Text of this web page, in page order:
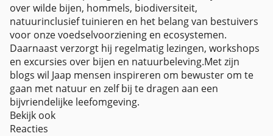
over wilde bijen, hommels, biodiversiteit,
natuurinclusief tuinieren en het belang van bestuivers
voor onze voedselvoorziening en ecosystemen.
Daarnaast verzorgt hij regelmatig lezingen, workshops
en excursies over bijen en natuurbeleving.Met zijn
blogs wil Jaap mensen inspireren om bewuster om te
gaan met natuur en zelf bij te dragen aan een
bijvriendelijke leefomgeving.
Bekijk ook
Reacties